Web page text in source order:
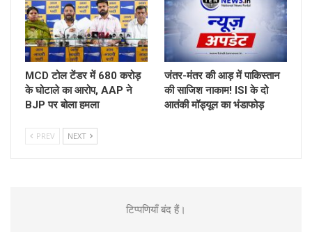
MCD टोल टेंडर में 680 करोड़
के घोटाले का आरोप, AAP ने
BJP पर बोला हमला
जंतर-मंतर की आड़ में पाकिस्तान
की साजिश नाकाम! ISI के दो
आतंकी मॉड्यूल का भंडाफोड़
PREV NEXT
टिप्पणियाँ बंद हैं।